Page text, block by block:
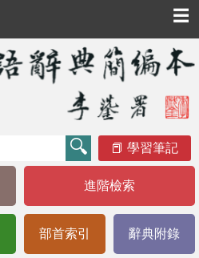
☰
學習筆記
進階檢索
部首索引 辭典附錄